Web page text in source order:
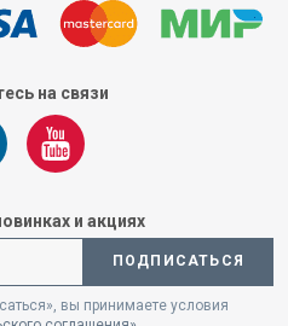
на связи
и акциях
ПОДПИСАТЬСЯ
вы принимаете условия